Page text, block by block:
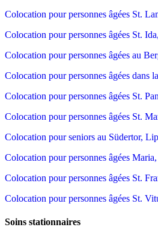
Colocation pour personnes âgées St.
Colocation pour personnes âgées St.
Colocation pour personnes âgées au
Colocation pour personnes âgées dans
Colocation pour personnes âgées St.
Colocation pour personnes âgées St.
Colocation pour seniors au Südertor,
Colocation pour personnes âgées
Colocation pour personnes âgées St.
Colocation pour personnes âgées St.
Soins stationnaires